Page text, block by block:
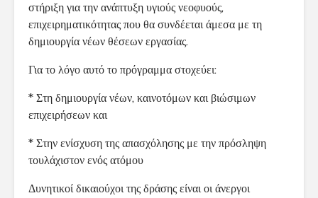
στήριξη για την ανάπτυξη υγιούς νεοφυούς,
επιχειρηματικότητας που θα συνδέεται άμεσα με τη
δημιουργία νέων θέσεων εργασίας.
Για το λόγο αυτό το πρόγραμμα στοχεύει:
* Στη δημιουργία νέων, καινοτόμων και βιώσιμων
επιχειρήσεων και
* Στην ενίσχυση της απασχόλησης με την πρόσληψη
τουλάχιστον ενός ατόμου
Δυνητικοί δικαιούχοι της δράσης είναι οι άνεργοι